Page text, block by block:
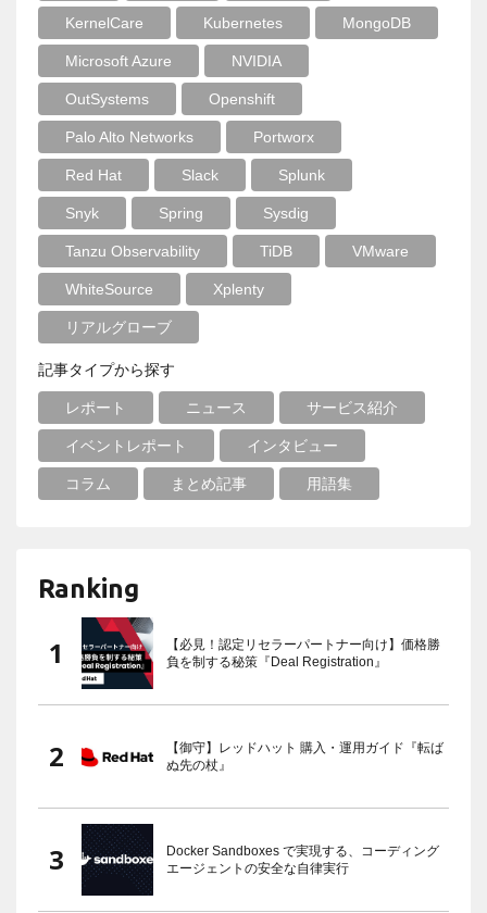
KernelCare Kubernetes MongoDB
Microsoft Azure NVIDIA
OutSystems Openshift
Palo Alto Networks Portworx
Red Hat Slack Splunk
Snyk Spring Sysdig
Tanzu Observability TiDB VMware
WhiteSource Xplenty
リアルグローブ
記事タイプから探す
レポート ニュース サービス紹介
イベントレポート インタビュー
コラム まとめ記事 用語集
Ranking
【必見！認定リセラーパートナー向け】価格勝
負を制する秘策『Deal Registration』
【御守】レッドハット 購入・運用ガイド『転ば
ぬ先の杖』
Docker Sandboxes で実現する、コーディング
エージェントの安全な自律実行